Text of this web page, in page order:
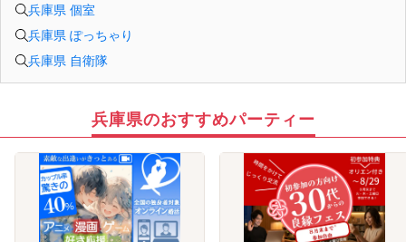
兵庫県 個室
兵庫県 ぽっちゃり
兵庫県 自衛隊
兵庫県のおすすめパーティー